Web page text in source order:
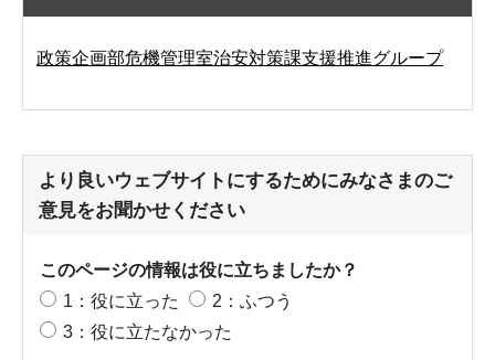
政策企画部危機管理室治安対策課支援推進グループ
より良いウェブサイトにするためにみなさまのご
意見をお聞かせください
このページの情報は役に立ちましたか？
1：役に立った
2：ふつう
3：役に立たなかった